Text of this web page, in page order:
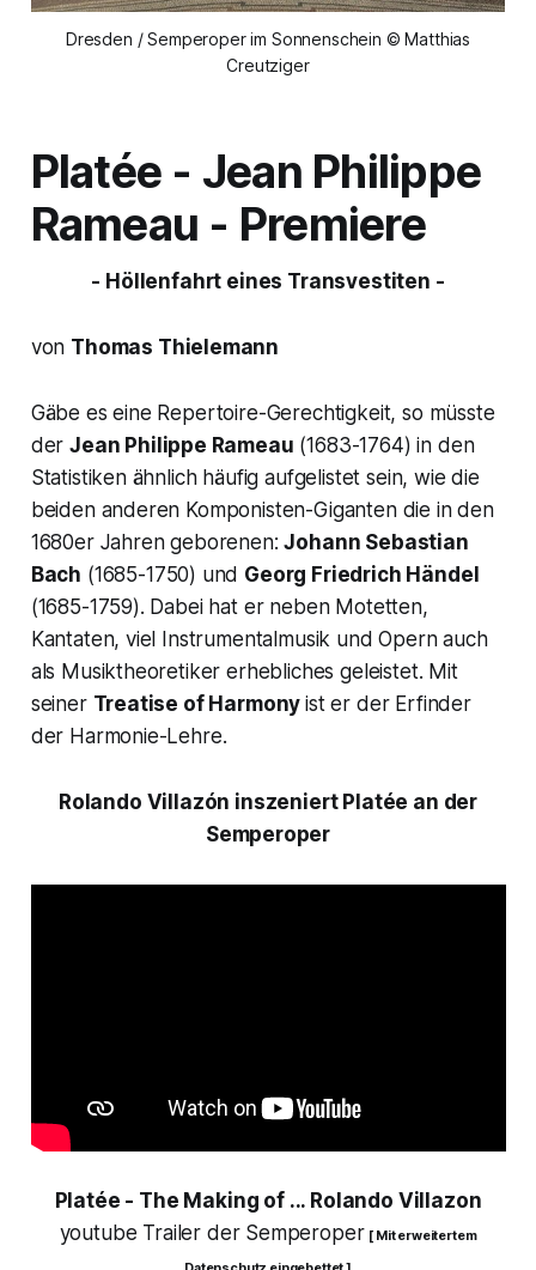
Dresden / Semperoper im Sonnenschein © Matthias
Creutziger
Platée - Jean Philippe
Rameau - Premiere
- Höllenfahrt eines Transvestiten -
von Thomas Thielemann
Gäbe es eine Repertoire-Gerechtigkeit, so müsste
derJean Philippe Rameau (1683-1764) in den
Statistiken ähnlich häufig aufgelistet sein, wie die
beiden anderen Komponisten-Giganten die in den
1680er Jahren geborenen:Johann Sebastian
Bach (1685-1750) und Georg Friedrich Händel
(1685-1759). Dabei hat er neben Motetten,
Kantaten, viel Instrumentalmusik und Opern auch
als Musiktheoretiker erhebliches geleistet. Mit
seiner Treatise of Harmonyist er der Erfinder
der Harmonie-Lehre.
Rolando Villazón inszeniert Platée an der
Semperoper
Platée - The Making of ... Rolando Villazon
youtube Trailer der Semperoper [ Mit erweitertem